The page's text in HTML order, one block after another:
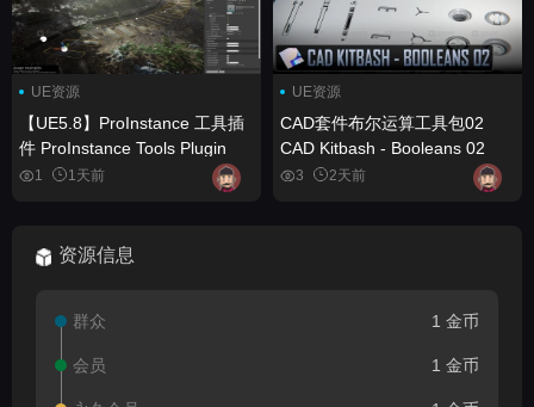
UE资源
【UE5.8】ProInstance 工具插
件 ProInstance Tools Plugin
1 1天前
UE资源
CAD套件布尔运算工具包02
CAD Kitbash - Booleans 02
3 2天前
资源信息
群众 1 金币
会员 1 金币